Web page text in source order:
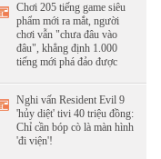
Chơi 205 tiếng game siêu
phẩm mới ra mắt, người
chơi vẫn "chưa đâu vào
đâu", khẳng định 1.000
tiếng mới phá đảo được
Nghi vấn Resident Evil 9
'hủy diệt' tivi 40 triệu đồng:
Chỉ cần bóp cò là màn hình
'đi viện'!